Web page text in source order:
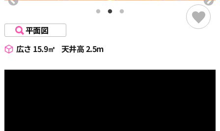
平面図
広さ 15.9㎡ 天井高 2.5m